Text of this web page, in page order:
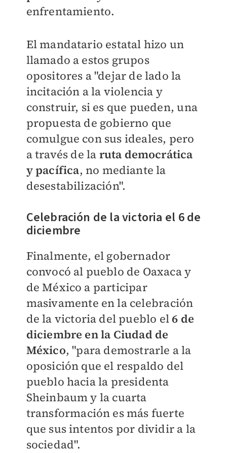
enfrentamiento.
El mandatario estatal hizo un
llamado a estos grupos
opositores a "dejar de lado la
incitación a la violencia y
construir, si es que pueden, una
propuesta de gobierno que
comulgue con sus ideales, pero
a través de la ruta democrática
y pacífica, no mediante la
desestabilización".
Celebración de la victoria el 6 de
diciembre
Finalmente, el gobernador
convocó al pueblo de Oaxaca y
de México a participar
masivamente en la celebración
de la victoria del pueblo el6 de
diciembre en la Ciudad de
México, "para demostrarle a la
oposición que el respaldo del
pueblo hacia la presidenta
Sheinbaum y la cuarta
transformación es más fuerte
que sus intentos por dividir a la
sociedad".